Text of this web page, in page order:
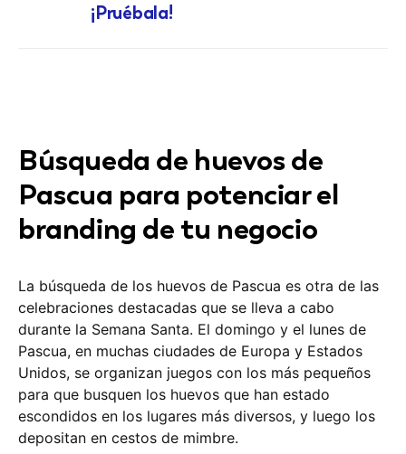
¡Pruébala!
Búsqueda de huevos de
Pascua para potenciar el
branding de tu negocio
La búsqueda de los huevos de Pascua es otra de las
celebraciones destacadas que se lleva a cabo
durante la Semana Santa. El domingo y el lunes de
Pascua, en muchas ciudades de Europa y Estados
Unidos, se organizan juegos con los más pequeños
para que busquen los huevos que han estado
escondidos en los lugares más diversos, y luego los
depositan en cestos de mimbre.